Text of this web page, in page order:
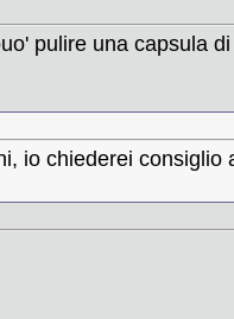
pulire una capsula
io chiederei consiglio